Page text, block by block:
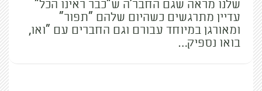
שלנו מראה שגם החבר'ה ש"כבר ראינו הכל"
עדיין מתרגשים כשהיום שלהם "תפור"
ומאורגן במיוחד עבורם וגם החברים עם "ואו,
בואו נספיק…